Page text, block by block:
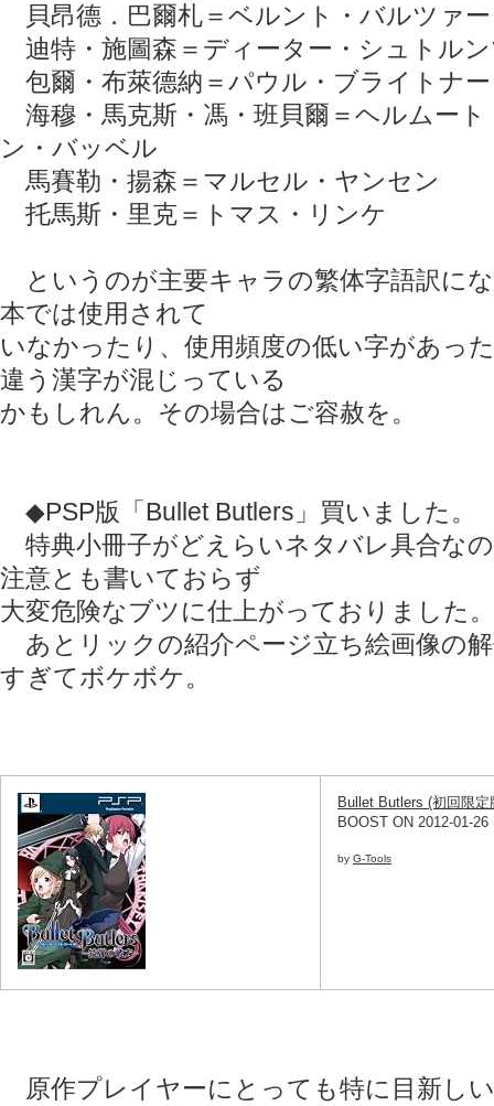
貝昂德．巴爾札＝ベルント・バルツァー
迪特・施圖森＝ディーター・シュトル
包爾・布萊德納＝パウル・ブライトナー
海穆・馬克斯・馮・班貝爾＝ヘルムー
ン・バッベル
馬賽勒・揚森＝マルセル・ヤンセン
托馬斯・里克＝トマス・リンケ
というのが主要キャラの繁体字語訳に
本では使用されて
いなかったり、使用頻度の低い字があっ
違う漢字が混じっている
かもしれん。その場合はご容赦を。
◆PSP版「Bullet Butlers」買いました。
特典小冊子がどえらいネタバレ具合な
注意とも書いておらず
大変危険なブツに仕上がっておりました。
あとリックの紹介ページ立ち絵画像の
すぎてボケボケ。
Bullet Butlers (初回限定
BOOST ON 2012-01-26
by G-Tools
原作プレイヤーにとっても特に目新し